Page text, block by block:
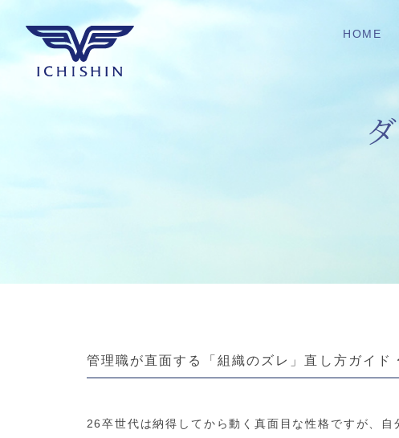
HOME
管理職が直面する「組織のズレ」直し方ガイ
26卒世代は納得してから動く真面目な性格ですが、